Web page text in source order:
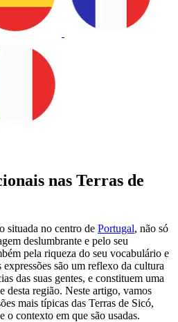
nas Terras de
situada no centro de Portugal, não só
deslumbrante e pelo seu
pela riqueza do seu vocabulário e
são um reflexo da cultura
das suas gentes, e constituem uma
desta região. Neste artigo, vamos
mais típicas das Terras de Sicó,
contexto em que são usadas.